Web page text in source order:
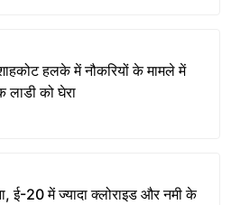
हलके में नौकरियों के मामले में
लाडी को घेरा
ई-20 में ज्यादा क्लोराइड और नमी के